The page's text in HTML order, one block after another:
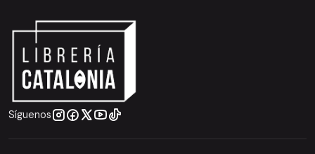
Síguenos